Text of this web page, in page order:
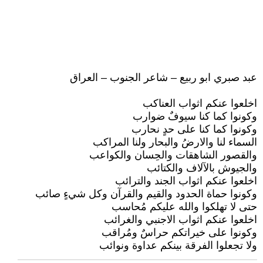
عبد صبري ابو ربيع – شاعر الجنوب – العراق
اخلعوا عنكم اثواب العناكب
وكونوا كما كنا سيوفٌ ضوارب
وكونوا كما كنا على حدٍ نحارب
السماء لنا والارضُ والبحار ولنا المراكب
والقصور الشاهقات والحِسان والكواعب
والجيوش بالآلاف والكتائب
اخلعوا عنكم اثواب الجند والترائب
وكونوا حماة الحدود والقيم والقرآن وكل شيءٍ صائب
حتى لا تهلكوا والله عليكم مُحاسب
اخلعوا عنكم اثواب الاجنبي والغرائب
وكونوا على خيراتكم حراسٌ ومُراقب
ولا تجعلوا الفرقة بينكم عداوة ونوائب